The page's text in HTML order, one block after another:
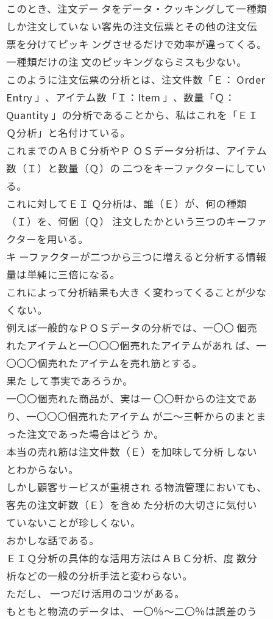
このとき、注文デー タをデータ・クッキングして一種類
しか注文していな い客先の注文伝票とその他の注文伝
票を分けてピッキ ングさせるだけで効率が違ってくる。
一種類だけの注 文のピッキングならミスも少ない。
このように注文伝票の分析とは、注文件数「Ｅ： Order
Entry 」、アイテム数「Ｉ：Item 」、数量「Ｑ：
Quantity 」の分析であることから、私はこれを「ＥＩ
Ｑ分析」と名付けている。
これまでのＡＢＣ分析やＰ ＯＳデータ分析は、アイテム
数（Ｉ）と数量（Ｑ）の 二つをキーファクターにしてい
る。
これに対してＥＩ Ｑ分析は、誰（Ｅ）が、何の種類
（Ｉ）を、何個（Ｑ） 注文したかという三つのキーファ
クターを用いる。
キ ーファクターが二つから三つに増えると分析する情報
量は単純に三倍になる。
これによって分析結果も大き く変わってくることが少な
くない。
例えば一般的なＰＯＳデータの分析では、一〇〇 個売
れたアイテムと一〇〇〇個売れたアイテムがあれ ば、一
〇〇〇個売れたアイテムを売れ筋とする。
果た して事実であろうか。
一〇〇個売れた商品が、実は一 〇〇軒からの注文であ
り、一〇〇〇個売れたアイテム が二〜三軒からのまとま
った注文であった場合はどう か。
本当の売れ筋は注文件数（Ｅ）を加味して分析 しない
とわからない。
しかし顧客サービスが重視され る物流管理においても、
客先の注文軒数（Ｅ）を含め た分析の大切さに気付い
ていないことが珍しくない。
おかしな話である。
ＥＩＱ分析の具体的な活用方法はＡＢＣ分析、度 数分
析などの一般の分析手法と変わらない。
ただし、 一つだけ活用のコツがある。
もともと物流のデータは、 一〇％〜二〇％は誤差のう